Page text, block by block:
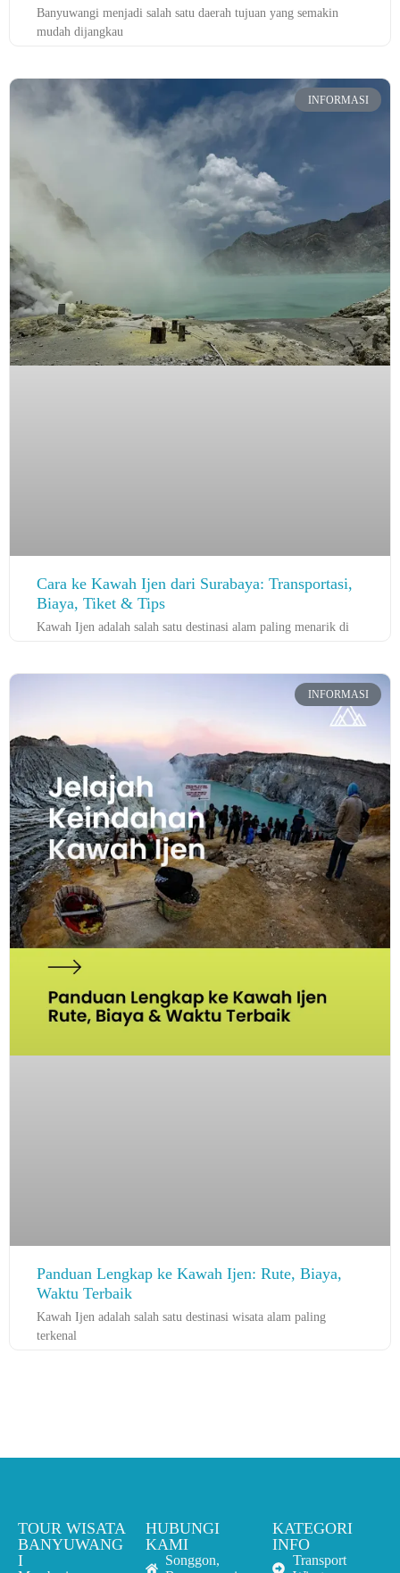
Banyuwangi menjadi salah satu daerah tujuan yang semakin
mudah dijangkau
INFORMASI
Cara ke Kawah Ijen dari Surabaya: Transportasi,
Biaya, Tiket & Tips
Kawah Ijen adalah salah satu destinasi alam paling menarik di
INFORMASI
Panduan Lengkap ke Kawah Ijen: Rute, Biaya,
Waktu Terbaik
Kawah Ijen adalah salah satu destinasi wisata alam paling
terkenal
TOUR WISATA
BANYUWANG
I
HUBUNGI
KAMI
Songgon,
KATEGORI
INFO
Transport